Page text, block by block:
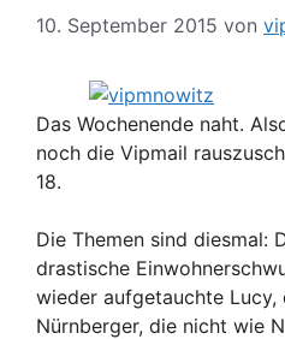
10. September 2015 von
Das Wochenende naht.
noch die Vipmail
18.
Die Themen sind diesmal:
drastische
wieder aufgetauchte Lucy,
Nürnberger, die nicht wie